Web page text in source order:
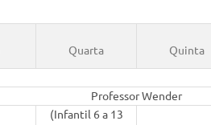
Quarta Quinta
Professor Wender
(Infantil 6 a 13